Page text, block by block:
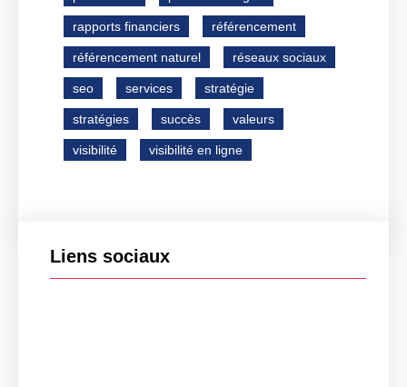
rapports financiers référencement
référencement naturel réseaux sociaux
seo services stratégie
stratégies succès valeurs
visibilité visibilité en ligne
Liens sociaux